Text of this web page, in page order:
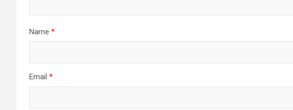
Name *
Email *